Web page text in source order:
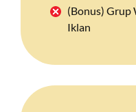
(Bonus) Grup
Iklan